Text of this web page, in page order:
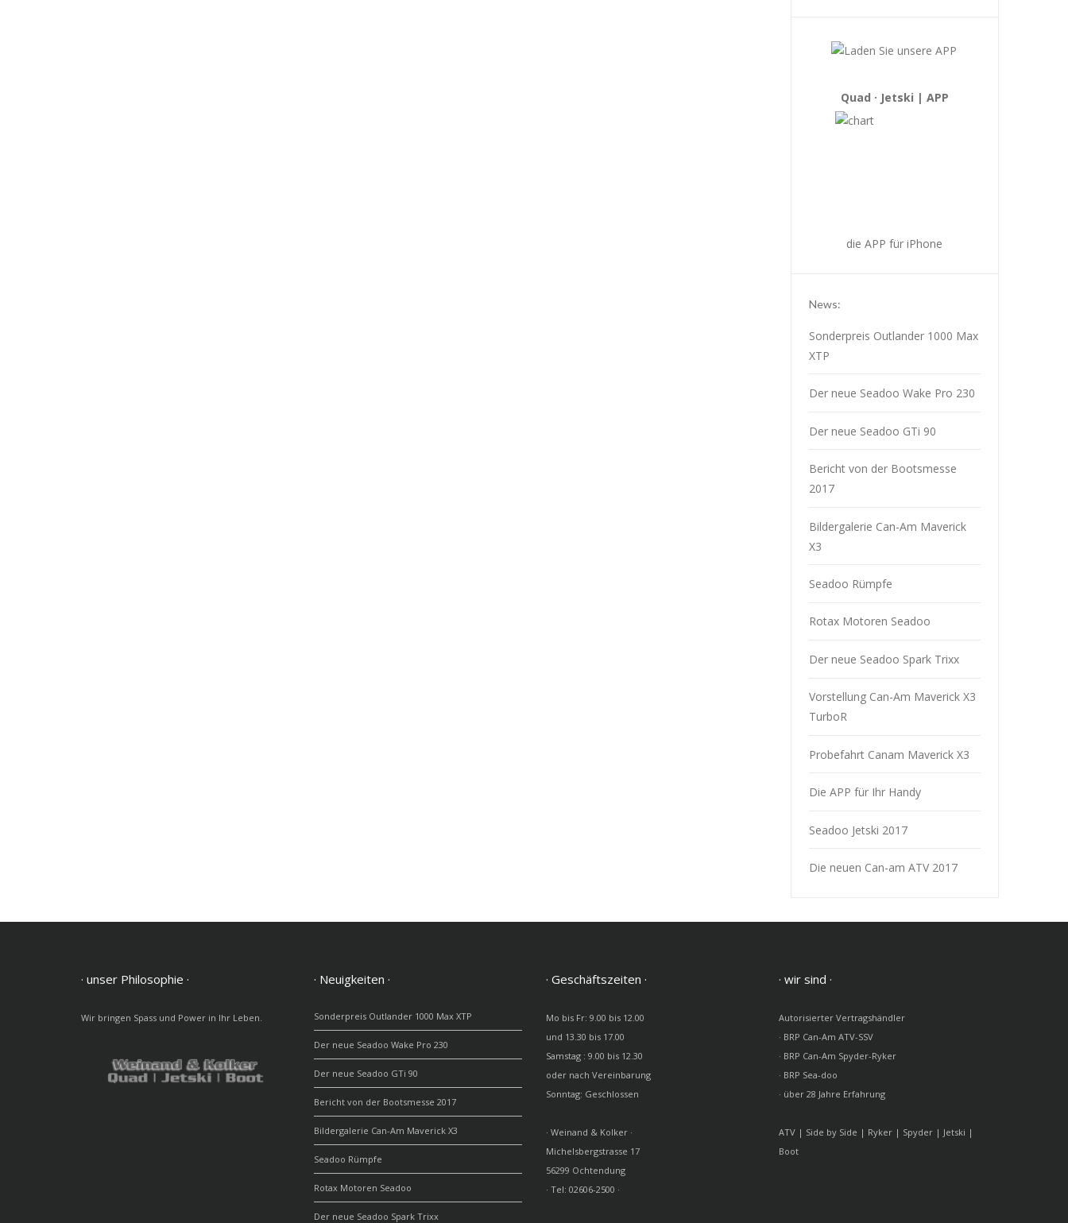
Quad · Jetski | APP
die APP für iPhone
News:
Sonderpreis Outlander 1000 Max
XTP
Der neue Seadoo Wake Pro 230
Der neue Seadoo GTi 90
Bericht von der Bootsmesse
2017
Bildergalerie Can-Am Maverick
X3
Seadoo Rümpfe
Rotax Motoren Seadoo
Der neue Seadoo Spark Trixx
Vorstellung Can-Am Maverick X3
TurboR
Probefahrt Canam Maverick X3
Die APP für Ihr Handy
Seadoo Jetski 2017
Die neuen Can-am ATV 2017
· unser Philosophie ·
Wir bringen Spass und Power in Ihr Leben.
· Neuigkeiten ·
Sonderpreis Outlander 1000 Max XTP
Der neue Seadoo Wake Pro 230
Der neue Seadoo GTi 90
Bericht von der Bootsmesse 2017
Bildergalerie Can-Am Maverick X3
Seadoo Rümpfe
Rotax Motoren Seadoo
Der neue Seadoo Spark Trixx
· Geschäftszeiten ·
Mo bis Fr: 9.00 bis 12.00
und 13.30 bis 17.00
Samstag : 9.00 bis 12.30
oder nach Vereinbarung
Sonntag: Geschlossen
· Weinand & Kolker ·
Michelsbergstrasse 17
56299 Ochtendung
· Tel: 02606-2500 ·
· wir sind ·
Autorisierter Vertragshändler
· BRP Can-Am ATV-SSV
· BRP Can-Am Spyder-Ryker
· BRP Sea-doo
· über 28 Jahre Erfahrung
ATV | Side by Side | Ryker | Spyder | Jetski |
Boot